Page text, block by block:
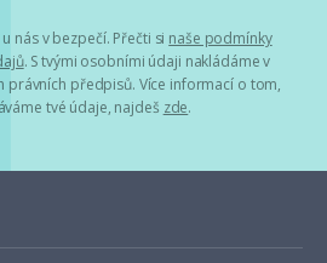
nás v bezpečí. Přečti si naše podmínky
. S tvými osobními údaji nakládáme v
právních předpisů. Více informací o tom,
tvé údaje, najdeš zde.